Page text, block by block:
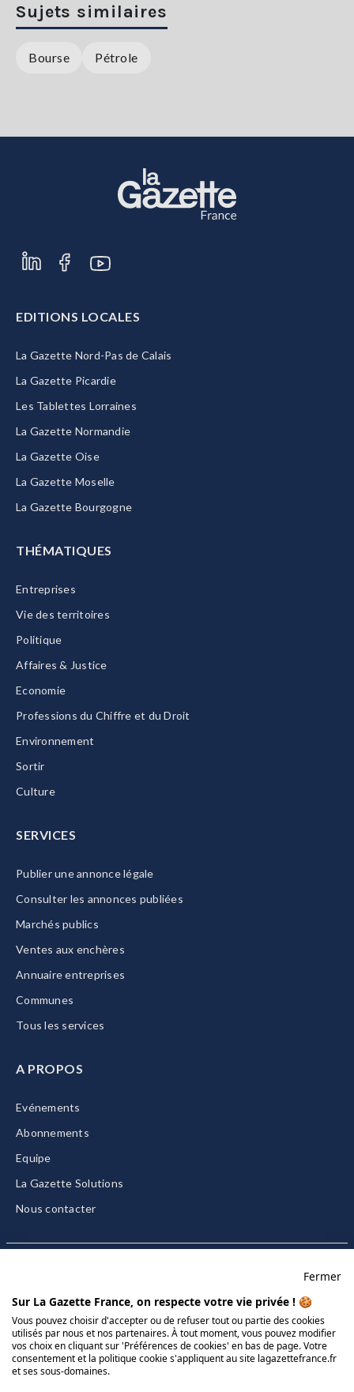
Sujets similaires
Bourse Pétrole
EDITIONS LOCALES
La Gazette Nord-Pas de Calais
La Gazette Picardie
Les Tablettes Lorraines
La Gazette Normandie
La Gazette Oise
La Gazette Moselle
La Gazette Bourgogne
THÉMATIQUES
Entreprises
Vie des territoires
Politique
Affaires & Justice
Economie
Professions du Chiffre et du Droit
Environnement
Sortir
Culture
SERVICES
Publier une annonce légale
Consulter les annonces publiées
Marchés publics
Ventes aux enchères
Annuaire entreprises
Communes
Tous les services
A PROPOS
Evénements
Abonnements
Equipe
La Gazette Solutions
Nous contacter
CGU/CGV
Données personnelles
Charte sur les cookies
Fermer
Sur La Gazette France, on respecte votre vie privée ! 🍪
Vous pouvez choisir d'accepter ou de refuser tout ou partie des cookies
utilisés par nous et nos partenaires. À tout moment, vous pouvez modifier
vos choix en cliquant sur 'Préférences de cookies' en bas de page. Votre
consentement et la politique cookie s'appliquent au site lagazettefrance.fr
et ses sous-domaines.